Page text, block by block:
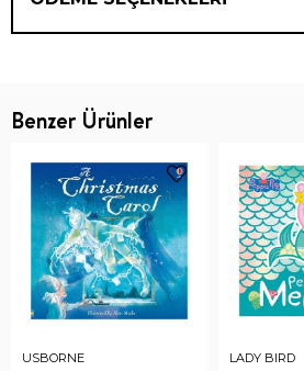
Benzer Ürünler
USBORNE LADY BIRD